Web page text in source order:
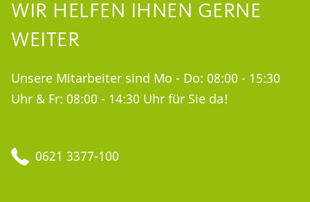
WIR HELFEN IHNEN GERNE
WEITER
Unsere Mitarbeiter sind Mo - Do: 08:00 - 15:30
Uhr & Fr: 08:00 - 14:30 Uhr für Sie da!
0621 3377-100